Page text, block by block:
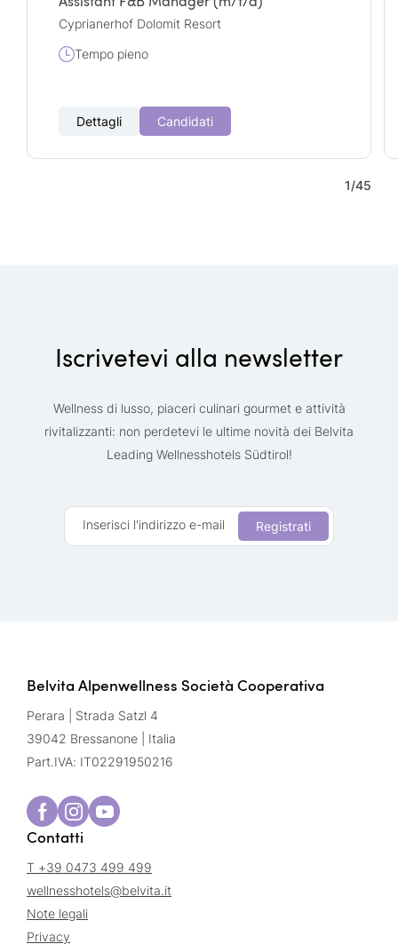
Cyprianerhof Dolomit Resort
Tempo pieno
Dettagli Candidati
1/45
Iscrivetevi alla newsletter
Wellness di lusso, piaceri culinari gourmet e attività
rivitalizzanti: non perdetevi le ultime novità dei Belvita
Leading Wellnesshotels Südtirol!
Inserisci l'indirizzo e-mail Registrati
Belvita Alpenwellness Società Cooperativa
Perara | Strada Satzl 4
39042 Bressanone | Italia
Part.IVA: IT02291950216
Contatti
T +39 0473 499 499
wellnesshotels@belvita.it
Note legali
Privacy